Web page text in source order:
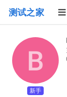
测试之家
新手